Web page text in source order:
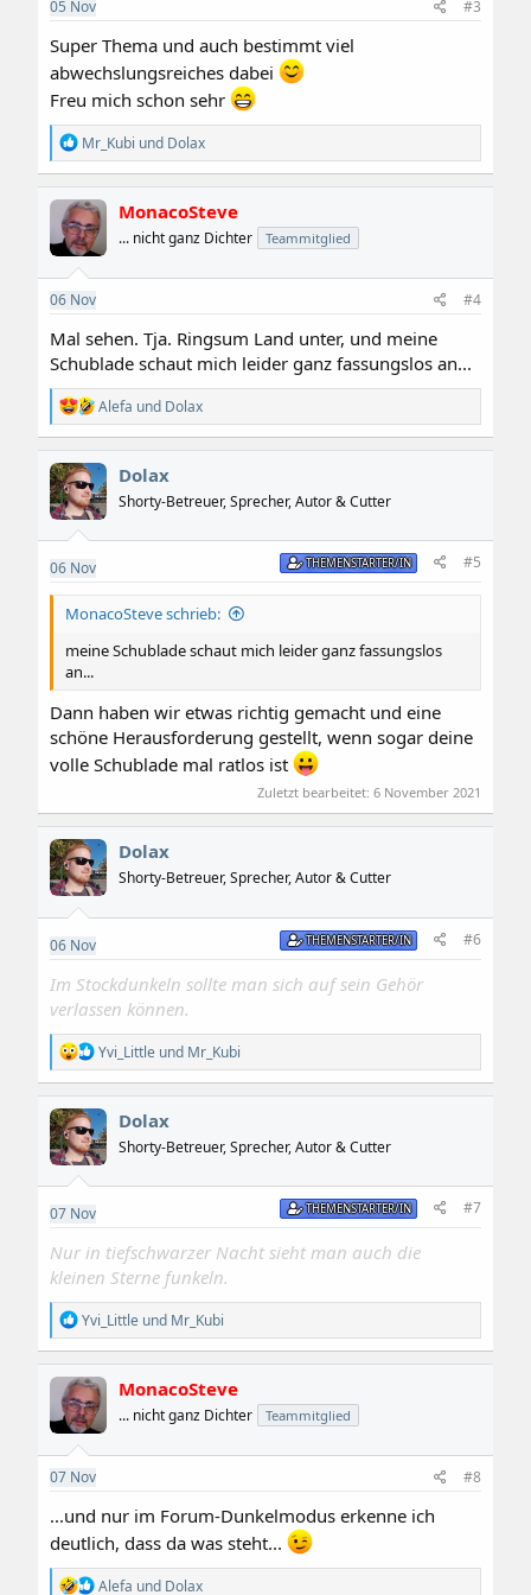
:
05 Nov #3
Super Thema und auch bestimmt viel
abwechslungsreiches dabei
Freu mich schon sehr
R
e
a
k
t
i
o
n
e
n
Mr_Kubi und Dolax
MonacoSteve
... nicht ganz Dichter Teammitglied
06 Nov #4
Mal sehen. Tja. Ringsum Land unter, und meine
Schublade schaut mich leider ganz fassungslos an...
R
e
a
k
t
i
o
n
Alefa und Dolax
Dolax
Shorty-Betreuer, Sprecher, Autor & Cutter
06 Nov THEMENSTARTER/IN #5
MonacoSteve schrieb:
meine Schublade schaut mich leider ganz fassungslos
an...
Dann haben wir etwas richtig gemacht und eine
schöne Herausforderung gestellt, wenn sogar deine
volle Schublade mal ratlos ist
Zuletzt bearbeitet: 6 November 2021
Dolax
Shorty-Betreuer, Sprecher, Autor & Cutter
06 Nov THEMENSTARTER/IN #6
Im Stockdunkeln sollte man sich auf sein Gehör
verlassen können.
R
e
a
k
t
i
o
n
Yvi_Little und Mr_Kubi
Dolax
Shorty-Betreuer, Sprecher, Autor & Cutter
07 Nov THEMENSTARTER/IN #7
Nur in tiefschwarzer Nacht sieht man auch die
kleinen Sterne funkeln.
R
e
a
k
t
i
o
n
e
n
Yvi_Little und Mr_Kubi
MonacoSteve
... nicht ganz Dichter Teammitglied
07 Nov #8
...und nur im Forum-Dunkelmodus erkenne ich
deutlich, dass da was steht...
R
Alefa und Dolax